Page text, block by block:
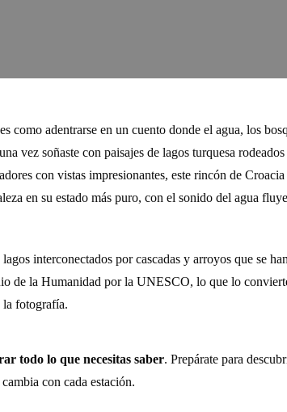
como adentrarse en un cuento donde el agua, los
vez soñaste con paisajes de lagos turquesa rodeados
con vistas impresionantes, este rincón de
en su estado más puro, con el sonido del agua
interconectados por cascadas y arroyos que se
de la Humanidad por la UNESCO, lo que lo
la fotografía.
todo lo que necesitas saber. Prepárate para
con cada estación.